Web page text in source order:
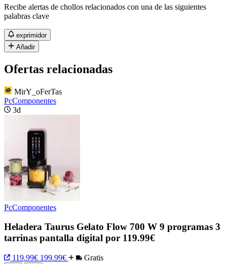
Recibe alertas de chollos relacionados con una de las siguientes
palabras clave
exprimidor
Añadir
Ofertas relacionadas
MirY_oFerTas
PcComponentes
3d
PcComponentes
Heladera Taurus Gelato Flow 700 W 9 programas 3
tarrinas pantalla digital por 119.99€
119.99€ 199.99€ Gratis